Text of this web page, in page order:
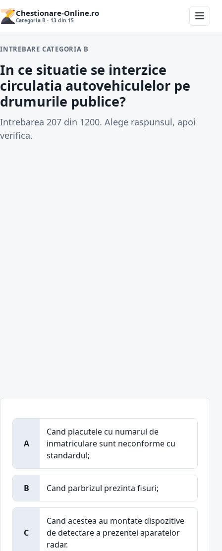
Chestionare-Online.ro
Categoria B · 13 din 15
INTREBARE CATEGORIA B
In ce situatie se interzice
circulatia autovehiculelor pe
drumurile publice?
Intrebarea 207 din 1200. Alege raspunsul, apoi
verifica.
A
Cand placutele cu numarul de
inmatriculare sunt neconforme cu
standardul;
B Cand parbrizul prezinta fisuri;
C
Cand acestea au montate dispozitive
de detectare a prezentei aparatelor
radar.